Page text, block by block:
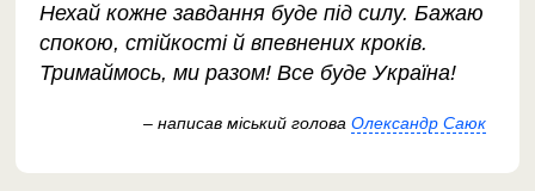
Нехай кожне завдання буде під силу. Бажаю
спокою, стійкості й впевнених кроків.
Тримаймось, ми разом! Все буде Україна!
– написав міський голова Олександр Саюк